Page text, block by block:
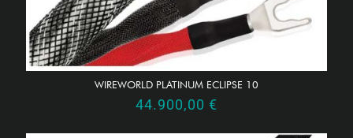
WIREWORLD PLATINUM ECLIPSE 10
44.900,00 €